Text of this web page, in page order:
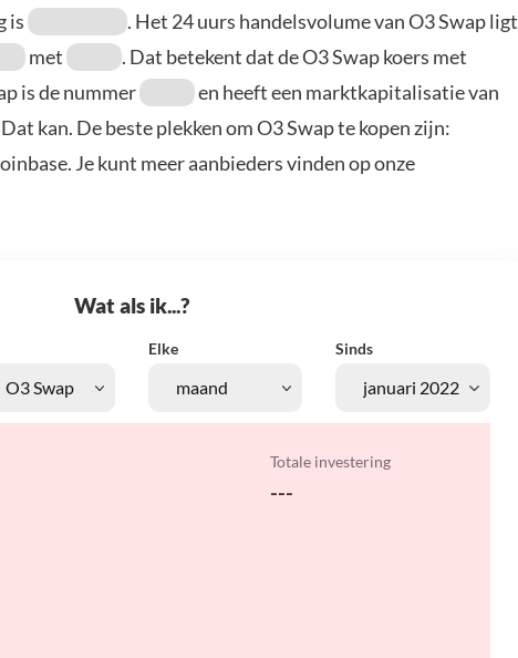
is
. Het 24 uurs handelsvolume van O3 Swap ligt
met
. Dat betekent dat de O3 Swap koers met
is de nummer
en heeft een marktkapitalisatie van
kan. De beste plekken om O3 Swap te kopen zijn:
Je kunt meer aanbieders vinden op onze
Wat als ik...?
Elke Sinds
Totale investering
---